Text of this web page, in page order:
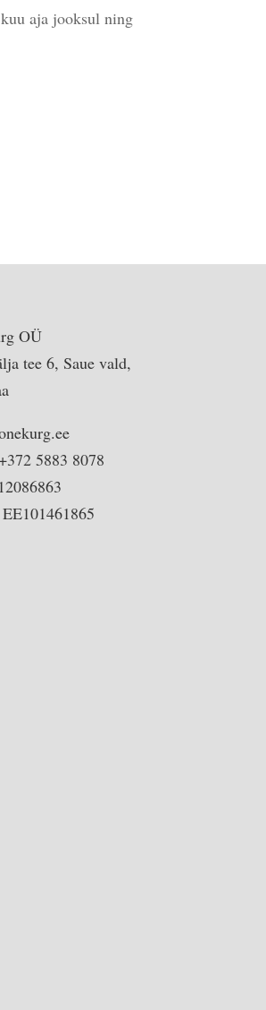
aja jooksul ning
OÜ
tee 6, Saue vald,
5883 8078